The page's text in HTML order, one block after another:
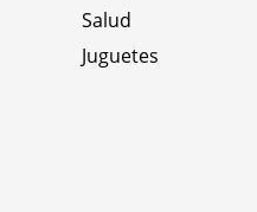
Salud
Juguetes